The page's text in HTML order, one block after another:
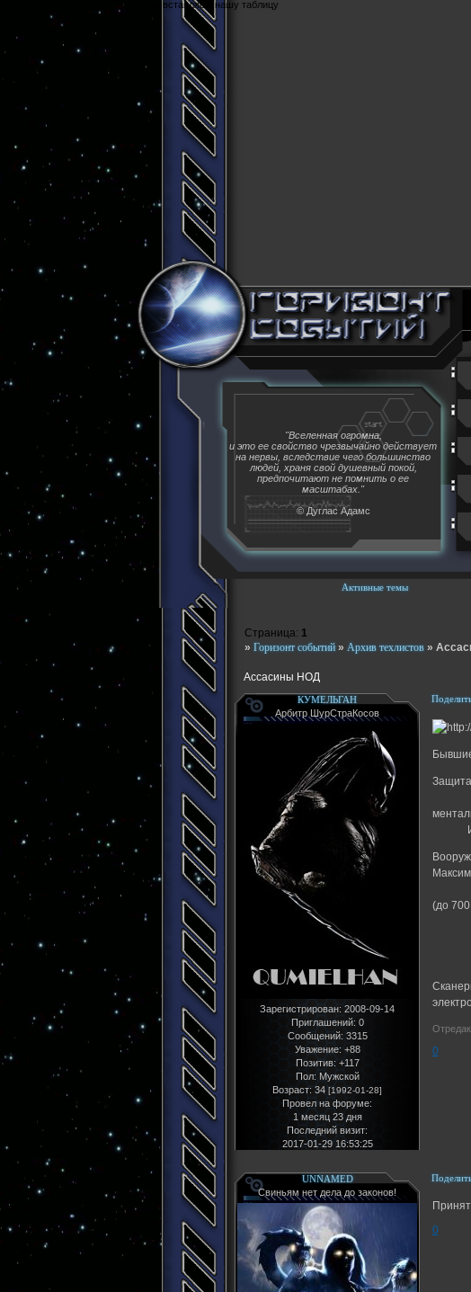
Cюда вставляем нашу таблицу
Активные темы
"Вселенная огромна,
и это ее свойство чрезвычайно действует
на нервы, вследствие чего большинство
людей, храня свой душевный покой,
предпочитают не помнить о ее
масштабах."
© Дуглас Адамс
» Горизонт событий » Архив техлистов »
Ассасины НОД
Страница: 1
КУМЕЛЬГАН
Арбитр ШурСтраКосов
Зарегистрирован: 2008-09-14
Приглашений: 0
Сообщений: 3315
Уважение: +88
Позитив: +117
Пол: Мужской
Возраст: 34 [1992-01-28]
Провел на форуме:
1 месяц 23 дня
Последний визит:
2017-01-29 16:53:25
2.
(до 700
3.
4.
5.
0
UNNAMED
Свиньям нет дела до законов!
0